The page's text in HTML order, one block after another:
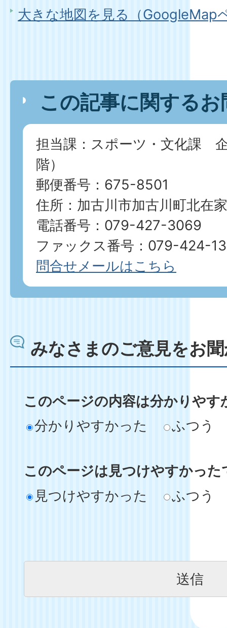
大きな地図を見る（GoogleMap
この記事に関する
担当課：スポーツ・文化課
階）
郵便番号：675-8501
住所：加古川市加古川町北在
電話番号：079-427-3069
ファックス番号：079-424-
問合せメールはこちら
みなさまのご意見をお
このページの内容は分かりやす
分かりやすかった
ふつう
このページは見つけやすかった
見つけやすかった
ふつう